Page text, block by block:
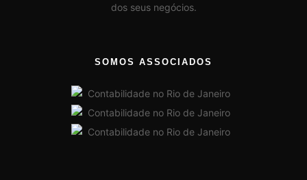
dos seus negócios.
SOMOS ASSOCIADOS